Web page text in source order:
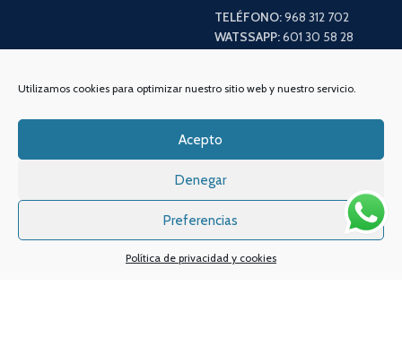
Utilizamos cookies para optimizar nuestro sitio web y nuestro servicio.
Acepto
Denegar
Preferencias
Política de privacidad y cookies
TELÉFONO:968 312 702
WATSSAPP:601 30 58 28